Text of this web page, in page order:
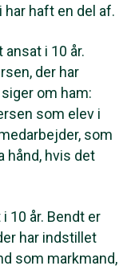
haft en del af.
i 10 år.
der har
om ham:
som elev i
som
hånd, hvis det
10 år. Bendt er
har indstillet
som markmand,